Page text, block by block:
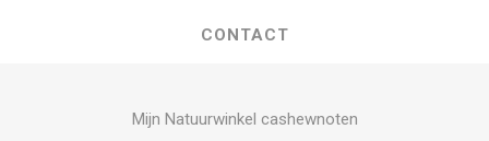
CONTACT
Mijn Natuurwinkel cashewnoten